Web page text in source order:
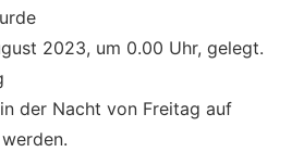
2023, um 0.00 Uhr, gelegt.
der Nacht von Freitag auf